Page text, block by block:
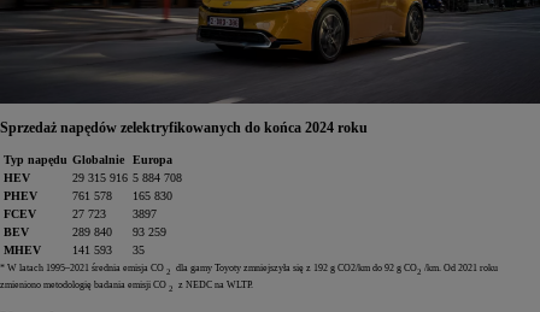
Sprzedaż napędów zelektryfikowanych do końca 2024 roku
Typ napędu Globalnie
Europa
HEV
29 315 916 5 884 708
PHEV
761 578
165 830
FCEV
27 723
3897
BEV
289 840
93 259
MHEV
141 593 35
* W latach 1995–2021 średnia emisja CO 2 dla gamy Toyoty zmniejszyła się z 192 g CO2/km do 92 g CO2 /km. Od 2021 roku
zmieniono metodologię badania emisji CO 2 z NEDC na WLTP.